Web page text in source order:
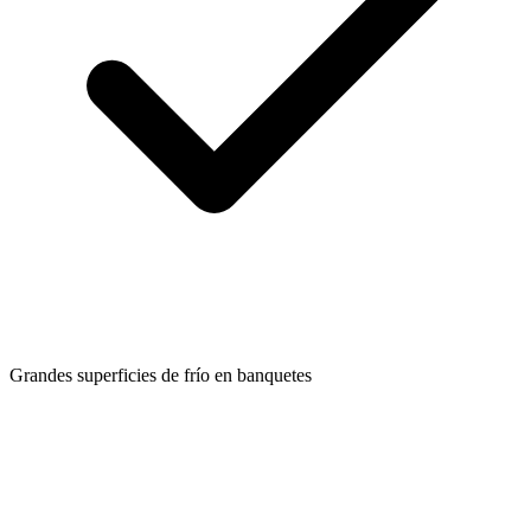
Grandes superficies de frío en banquetes